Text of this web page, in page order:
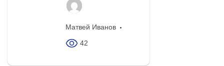
Матвей Иванов
42